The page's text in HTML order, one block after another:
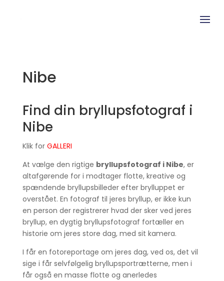
Nibe
Find din bryllupsfotograf i
Nibe
Klik for GALLERI
At vælge den rigtige bryllupsfotograf i Nibe, er
altafgørende for i modtager flotte, kreative og
spændende bryllupsbilleder efter brylluppet er
overstået. En fotograf til jeres bryllup, er ikke kun
en person der registrerer hvad der sker ved jeres
bryllup, en dygtig bryllupsfotograf fortæller en
historie om jeres store dag, med sit kamera.
I får en fotoreportage om jeres dag, ved os, det vil
sige i får selvfølgelig bryllupsportrætterne, men i
får også en masse flotte og anerledes